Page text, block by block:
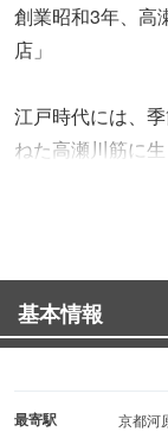
創業昭和3年、高
店」
江戸時代には、
ねた高瀬川筋に生
戦後は両千家や
め今もなお多く
料理は繊細な味
凝らし、
初代が考案した
基本情報
最寄駅 京都河